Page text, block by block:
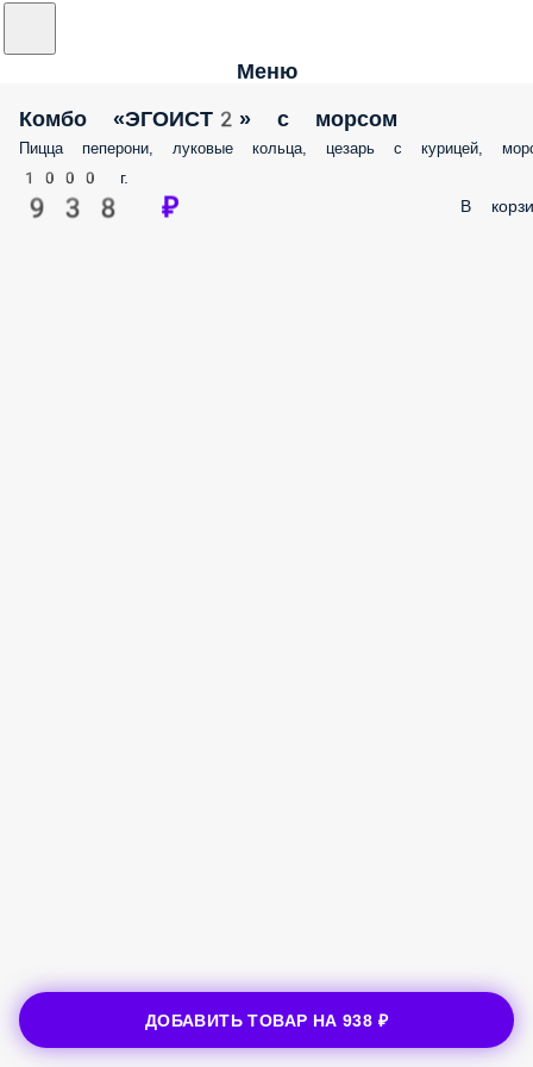
Меню
Комбо «ЭГОИСТ2» с морсом
Пицца пеперони, луковые кольца, цезарь с курицей,
1000 г.
938 ₽ В
ДОБАВИТЬ ТОВАР НА938 ₽